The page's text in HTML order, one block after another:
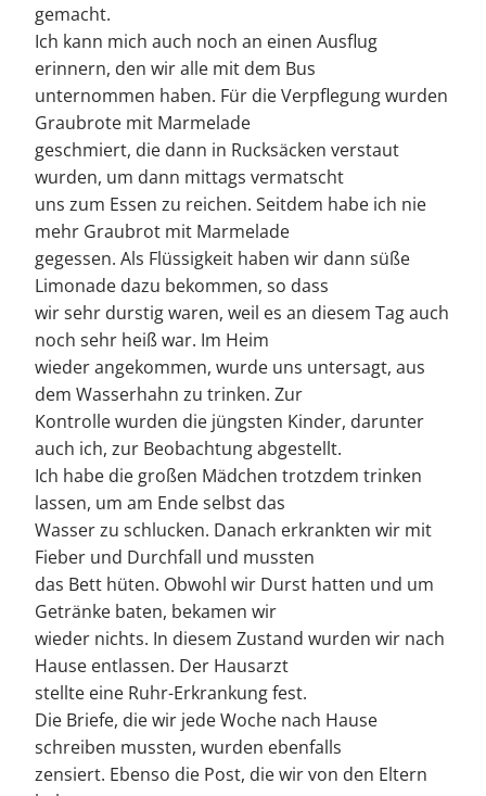
gemacht.
Ich kann mich auch noch an einen Ausflug
erinnern, den wir alle mit dem Bus
unternommen haben. Für die Verpflegung wurden
Graubrote mit Marmelade
geschmiert, die dann in Rucksäcken verstaut
wurden, um dann mittags vermatscht
uns zum Essen zu reichen. Seitdem habe ich nie
mehr Graubrot mit Marmelade
gegessen. Als Flüssigkeit haben wir dann süße
Limonade dazu bekommen, so dass
wir sehr durstig waren, weil es an diesem Tag auch
noch sehr heiß war. Im Heim
wieder angekommen, wurde uns untersagt, aus
dem Wasserhahn zu trinken. Zur
Kontrolle wurden die jüngsten Kinder, darunter
auch ich, zur Beobachtung abgestellt.
Ich habe die großen Mädchen trotzdem trinken
lassen, um am Ende selbst das
Wasser zu schlucken. Danach erkrankten wir mit
Fieber und Durchfall und mussten
das Bett hüten. Obwohl wir Durst hatten und um
Getränke baten, bekamen wir
wieder nichts. In diesem Zustand wurden wir nach
Hause entlassen. Der Hausarzt
stellte eine Ruhr-Erkrankung fest.
Die Briefe, die wir jede Woche nach Hause
schreiben mussten, wurden ebenfalls
zensiert. Ebenso die Post, die wir von den Eltern